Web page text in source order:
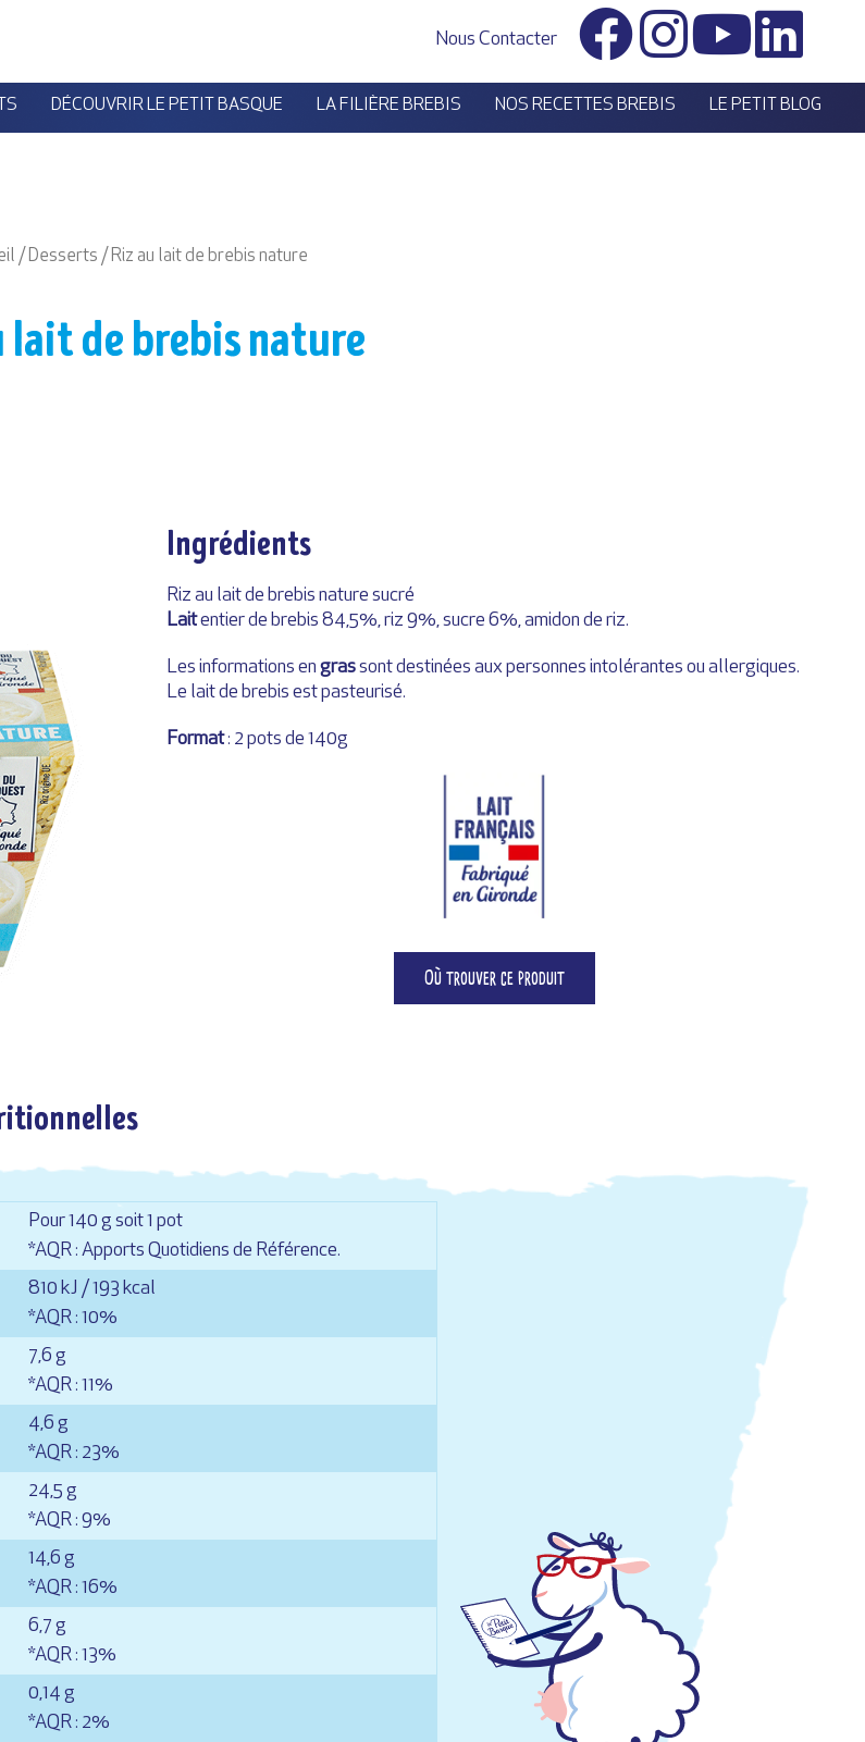
Nous Contacter
DÉCOUVRIR LE PETIT BASQUE LA FILIÈRE BREBIS NOS RECETTES BREBIS LE PETIT BLOG
/ Desserts / Riz au lait de brebis nature
lait de brebis nature
Ingrédients
Riz au lait de brebis nature sucré
Laitentier de brebis 84,5%, riz 9%, sucre 6%, amidon de riz.
Les informations en grassont destinées aux personnes intolérantes ou allergiques.
Le lait de brebis est pasteurisé.
Format: 2 pots de 140g
Où trouver ce produit
Pour 140 g soit 1 pot
*AQR : Apports Quotidiens de Référence.
810 kJ / 193 kcal
*AQR : 10%
7,6 g
*AQR : 11%
4,6 g
*AQR : 23%
24,5 g
*AQR : 9%
14,6 g
*AQR : 16%
6,7 g
*AQR : 13%
0,14 g
*AQR : 2%